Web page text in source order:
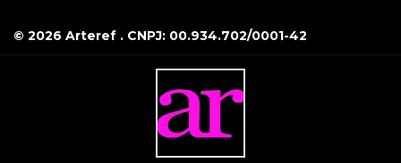
© 2026 Arteref . CNPJ: 00.934.702/0001-42